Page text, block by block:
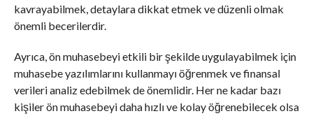
kavrayabilmek, detaylara dikkat etmek ve düzenli olmak
önemli becerilerdir.
Ayrıca, ön muhasebeyi etkili bir şekilde uygulayabilmek için
muhasebe yazılımlarını kullanmayı öğrenmek ve finansal
verileri analiz edebilmek de önemlidir. Her ne kadar bazı
kişiler ön muhasebeyi daha hızlı ve kolay öğrenebilecek olsa